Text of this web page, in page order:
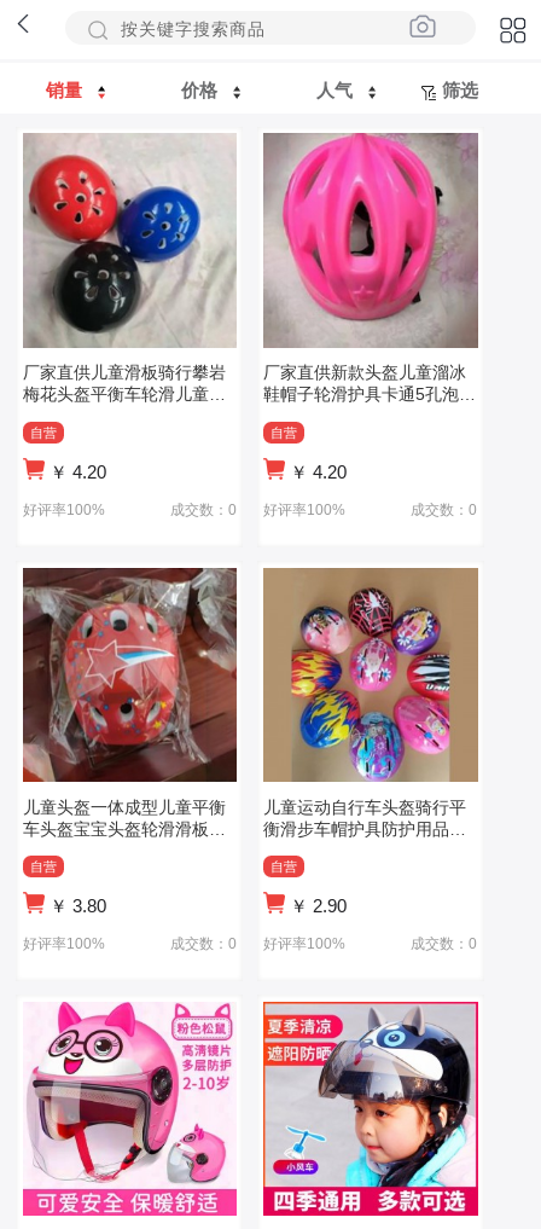
销量 价格 人气 筛选
厂家直供儿童滑板骑行攀岩
梅花头盔平衡车轮滑儿童保
自营
￥ 4.20
好评率100% 成交数：0
厂家直供新款头盔儿童溜冰
鞋帽子轮滑护具卡通5孔泡沫
自营
￥4.20
好评率100% 成交数：0
儿童头盔一体成型儿童平衡
车头盔宝宝头盔轮滑滑板骑
自营
￥ 3.80
好评率100% 成交数：0
儿童运动自行车头盔骑行平
衡滑步车帽护具防护用品安
自营
￥ 2.90
好评率100% 成交数：0